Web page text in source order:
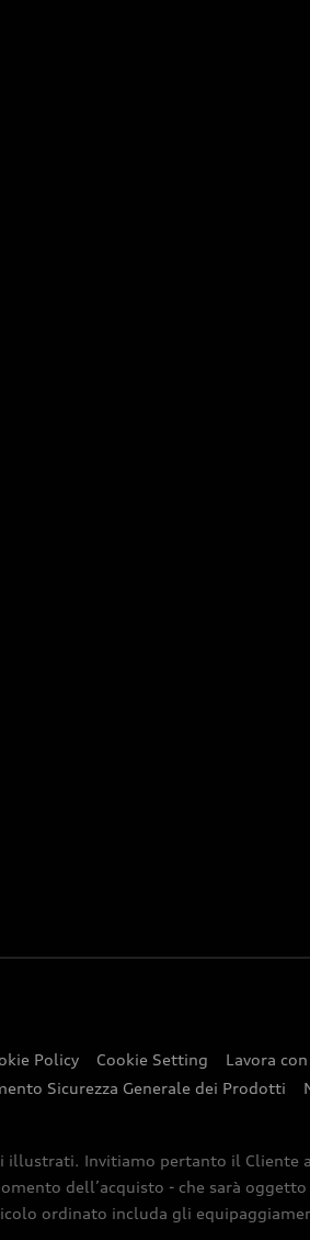
Policy Cookie Setting Lavora
Sicurezza Generale dei Prodotti
Invitiamo pertanto il Cliente
dell’acquisto - che sarà
ordinato includa gli